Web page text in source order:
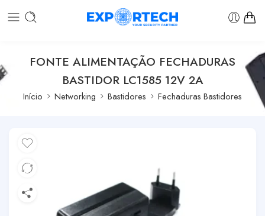
FONTE ALIMENTAÇÃO FECHADURAS
BASTIDOR LC1585 12V 2A
Início Networking Bastidores Fechaduras Bastidores